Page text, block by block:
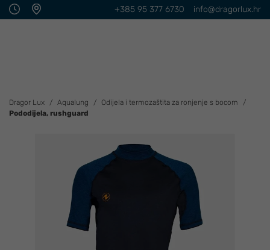
info@dragorlux.hr
+385 95 377 6730
Dragor Lux Aqualung
Odijela i termozaštita za ronjenje s bocom
Pododijela, rushguard